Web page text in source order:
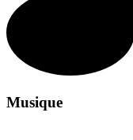
Musique